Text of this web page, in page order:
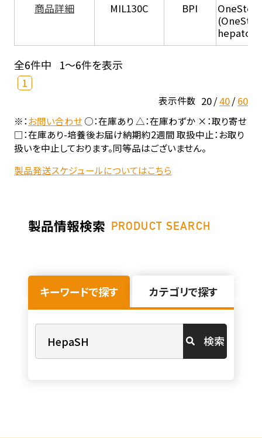
商品詳細
MIL130C BPI
全6件中 1～6件を表示
1
表示件数 20 40 60
※：お問い合わせ○：在庫あり △：在庫わずか ×：取り寄せ
□：在庫あり-培養後お届け納期約2週間 取扱中止：お取り
扱いを中止しております。同等品はございません。
製品発送スケジュールについてはこちら
製品情報検索 PRODUCT SEARCH
キーワードで探す カテゴリで探す
検索